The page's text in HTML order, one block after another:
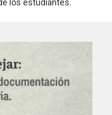
los estudiantes.